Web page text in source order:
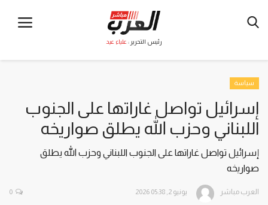
رئيس التحرير : علياء عيد
سياسة
إسرائيل تواصل غاراتها على الجنوب
اللبناني وحزب الله يطلق صواريخه
إسرائيل تواصل غاراتها على الجنوب اللبناني وحزب الله يطلق
صواريخه
العرب مباشر يونيو 2, 2026 05:38 0